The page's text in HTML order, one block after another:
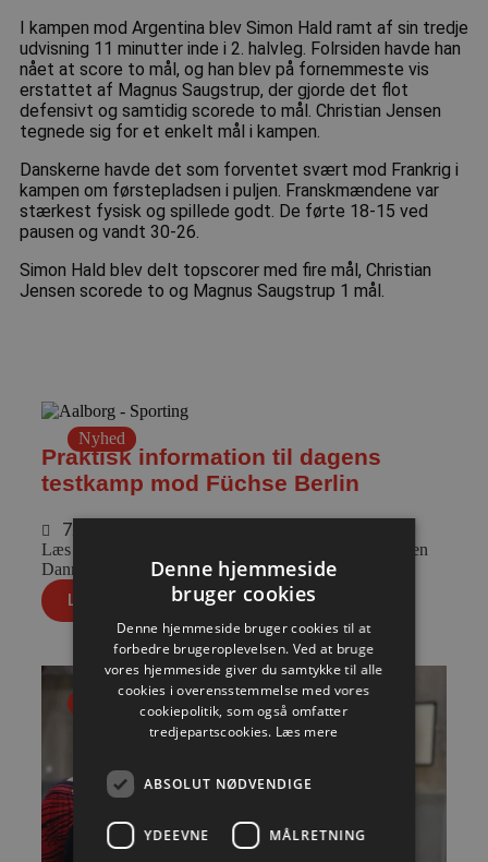
I kampen mod Argentina blev Simon Hald ramt af sin tredje
udvisning 11 minutter inde i 2. halvleg. Folrsiden havde han
nået at score to mål, og han blev på fornemmeste vis
erstattet af Magnus Saugstrup, der gjorde det flot
defensivt og samtidig scorede to mål. Christian Jensen
tegnede sig for et enkelt mål i kampen.
Danskerne havde det som forventet svært mod Frankrig i
kampen om førstepladsen i puljen. Franskmændene var
stærkest fysisk og spillede godt. De førte 18-15 ved
pausen og vandt 30-26.
Simon Hald blev delt topscorer med fire mål, Christian
Jensen scorede to og Magnus Saugstrup 1 mål.
Nyhed
Praktisk information til dagens
testkamp mod Füchse Berlin
7. august 2026
Læs praktisk info til eftermiddagens kamp i Sparekassen
Danmark Arena.
Læs mere
Denne hjemmeside
bruger cookies
Denne hjemmeside bruger cookies til at
forbedre brugeroplevelsen. Ved at bruge
vores hjemmeside giver du samtykke til alle
cookies i overensstemmelse med vores
cookiepolitik, som også omfatter
tredjepartscookies. Læs mere
ABSOLUT NØDVENDIGE
YDEEVNE MÅLRETNING